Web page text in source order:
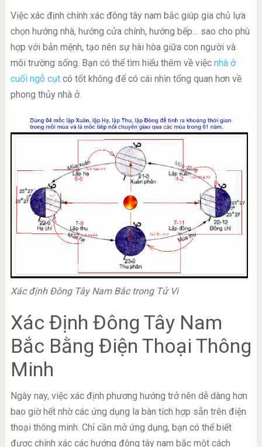
Việc xác định chính xác đông tây nam bắc giúp gia chủ lựa
chọn hướng nhà, hướng cửa chính, hướng bếp… sao cho phù
hợp với bản mệnh, tạo nên sự hài hòa giữa con người và
môi trường sống. Bạn có thể tìm hiểu thêm về việc nhà ở
cuối ngõ cụtcó tốt không để có cái nhìn tổng quan hơn về
phong thủy nhà ở.
Xác định Đông Tây Nam Bắc trong Tử Vi
Xác Định Đông Tây Nam
Bắc Bằng Điện Thoại Thông
Minh
Ngày nay, việc xác định phương hướng trở nên dễ dàng hơn
bao giờ hết nhờ các ứng dụng la bàn tích hợp sẵn trên điện
thoại thông minh. Chỉ cần mở ứng dụng, bạn có thể biết
được chính xác các hướng đông tây nam bắc một cách